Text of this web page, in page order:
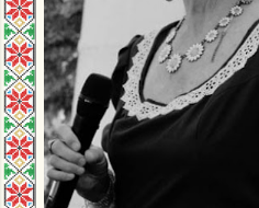
в по-доброто бъдеще. Нека
Победоносец, който е
празник, да закри...